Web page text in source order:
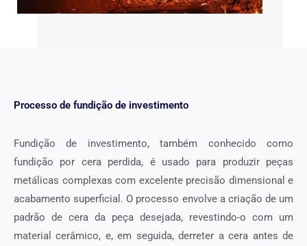
Processo de fundição de investimento
Fundição de investimento, também conhecido como
fundição por cera perdida, é usado para produzir peças
metálicas complexas com excelente precisão dimensional e
acabamento superficial. O processo envolve a criação de um
padrão de cera da peça desejada, revestindo-o com um
material cerâmico, e, em seguida, derreter a cera antes de